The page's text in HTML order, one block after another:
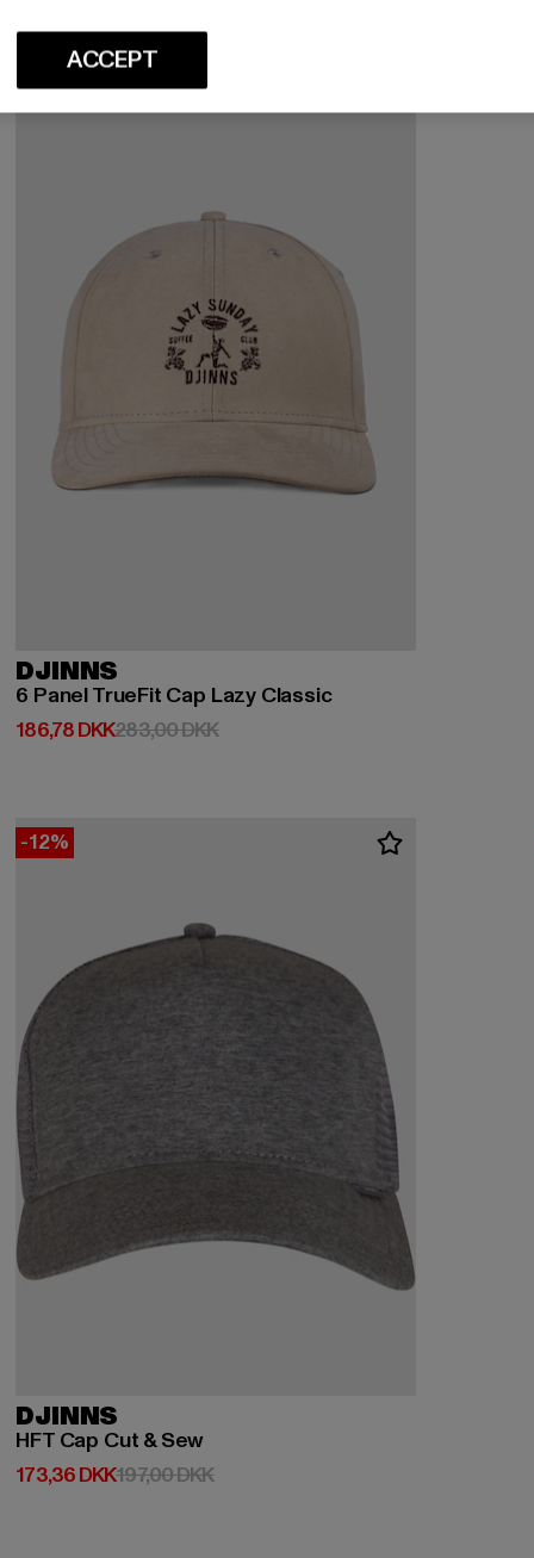
-34%
DJINNS
6 Panel TrueFit Cap Lazy Classic
186,78 DKK
Nuværende pris: 186,78 DKK
283,00 DKKKampagnepris: 283,00 DKK
-12%
DJINNS
HFT Cap Cut & Sew
173,36 DKK
Nuværende pris: 173,36 DKK
197,00 DKKKampagnepris: 197,00 DKK
ACCEPT